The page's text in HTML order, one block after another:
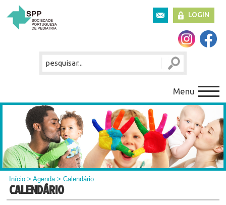
LOGIN
Menu
Início >Agenda> Calendário
CALENDÁRIO